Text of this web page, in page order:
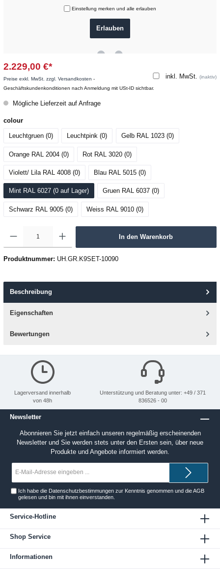
Einstellung merken und alle erlauben
2.229,00 €*
inkl. MwSt. (inaktiv)
Preise exkl. MwSt. zzgl. Versandkosten -
Geschäftskundenkonditionen nach Anmeldung mit USt-ID sichtbar.
Mögliche Lieferzeit auf Anfrage
colour
Leuchtgruen (0) Leuchtpink (0) Gelb RAL 1023 (0)
Orange RAL 2004 (0) Rot RAL 3020 (0)
Violett/ Lila RAL 4008 (0) Blau RAL 5015 (0)
Mint RAL 6027 (0 auf Lager) Gruen RAL 6037 (0)
Schwarz RAL 9005 (0) Weiss RAL 9010 (0)
In den Warenkorb
Produktnummer: UH.GR.K9SET-10090
Beschreibung
Eigenschaften
Bewertungen
Lagerversand innerhalb
von 48h
Unterstützung und Beratung unter: +49 / 371
836526 - 00
Newsletter
Abonnieren Sie jetzt einfach unseren regelmäßig erscheinenden
Newsletter und Sie werden stets unter den Ersten sein, über neue
Produkte und Angebote informiert werden.
Ich habe die Datenschutzbestimmungen zur Kenntnis genommen und dieAGB
gelesen und bin mit ihnen einverstanden.
Service-Hotline
Shop Service
Informationen